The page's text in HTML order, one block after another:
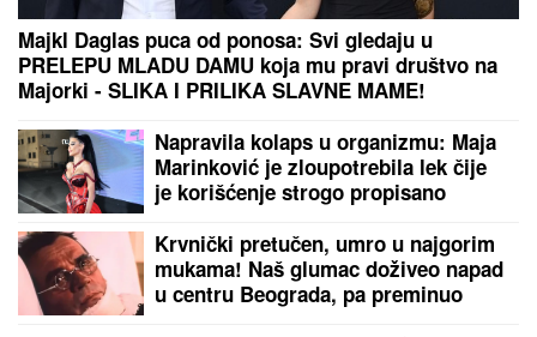
Majkl Daglas puca od ponosa: Svi gledaju u
PRELEPU MLADU DAMU koja mu pravi društvo na
Majorki - SLIKA I PRILIKA SLAVNE MAME!
Napravila kolaps u organizmu: Maja
Marinković je zloupotrebila lek čije
je korišćenje strogo propisano
Krvnički pretučen, umro u najgorim
mukama! Naš glumac doživeo napad
u centru Beograda, pa preminuo